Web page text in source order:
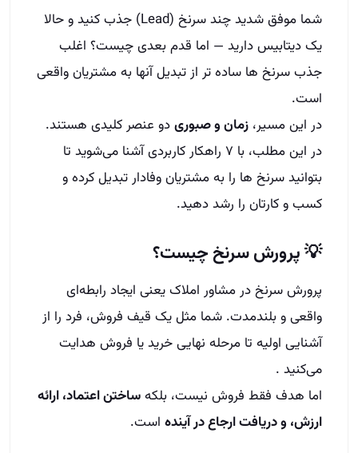
شما موفق شدید چند سرنخ (Lead) جذب کنید و حالا
یک دیتابیس دارید — اما قدم بعدی چیست؟ اغلب
جذب سرنخ‌ ها ساده‌ تر از تبدیل آنها به مشتریان واقعی
است.
در این مسیر، زمان و صبوریدو عنصر کلیدی هستند.
در این مطلب، با ۷ راهکار کاربردی آشنا می‌شوید تا
بتوانید سرنخ‌ ها را به مشتریان وفادار تبدیل کرده و
کسب‌ و کارتان را رشد دهید.
💡 پرورش سرنخ چیست؟
پرورش سرنخ در مشاور املاک یعنی ایجاد رابطه‌ای
واقعی و بلندمدت. شما مثل یک قیف فروش، فرد را از
آشنایی اولیه تا مرحله نهایی خرید یا فروش هدایت
می‌کنید .
اما هدف فقط فروش نیست، بلکهساختن اعتماد، ارائه
ارزش، و دریافت ارجاع در آینده است.